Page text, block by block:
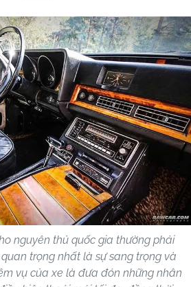
nguyên thủ quốc gia thường phải
trọng nhất là sự sang trọng và
vụ của xe là đưa đón những nhân